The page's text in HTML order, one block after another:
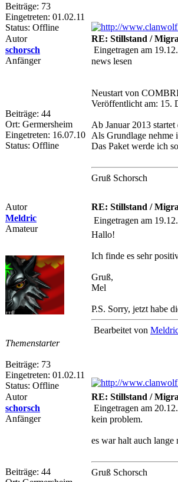
Beiträge: 73
Eingetreten: 01.02.11
Status: Offline
Autor RE: Stillstand /
schorsch
Anfänger
Beiträge: 44
Ort: Germersheim
Eingetreten: 16.07.10
Status: Offline
Eingetragen am
news lesen
Neustart von
Veröffentlicht am: 15.
Ab Januar 2013
Als Grundlage nehme
Das Paket werde ich
Gruß Schorsch
Autor RE: Stillstand /
Meldric
Amateur
Themenstarter
Beiträge: 73
Eingetreten: 01.02.11
Status: Offline
Eingetragen am
Hallo!
Ich finde es sehr
Gruß,
Mel
P.S. Sorry, jetzt habe
Bearbeitet von
Autor RE: Stillstand /
schorsch
Anfänger
Beiträge: 44
Eingetragen am
kein problem.
es war halt auch
Gruß Schorsch